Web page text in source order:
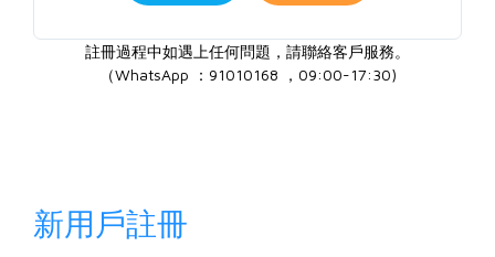
註冊過程中如遇上任何問題，請聯絡客戶服務。
（WhatsApp ：91010168 ，09:00-17:30)
新用戶註冊